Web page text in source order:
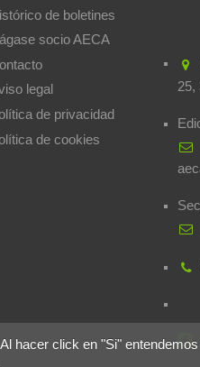
hacer click en "Si"
de boletines
socio AECA
legal
de privacidad
de cookies
25,